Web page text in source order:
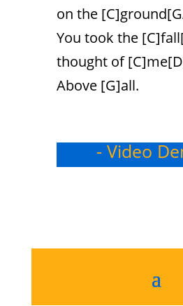
on the
You took the
thought of
Above [G]all.
- Video